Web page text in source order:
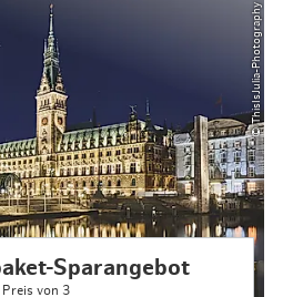
© ThisIsJulia-Photography
Sparangebot
von 3